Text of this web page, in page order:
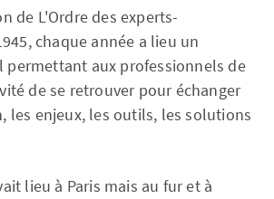
de L'Ordre des experts-
chaque année a lieu un
permettant aux professionnels de
de se retrouver pour échanger
les enjeux, les outils, les solutions
lieu à Paris mais au fur et à